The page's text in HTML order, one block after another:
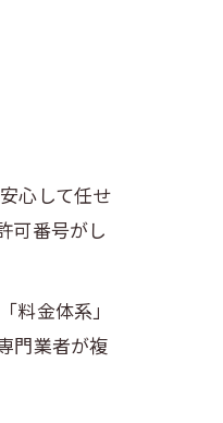
心して任せ
可番号がし
料金体系」
門業者が複